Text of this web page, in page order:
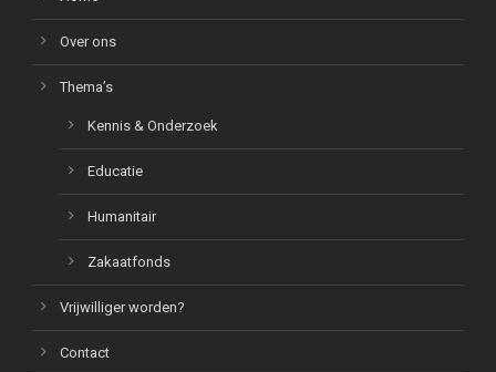
Over ons
Thema’s
Kennis & Onderzoek
Educatie
Humanitair
Zakaatfonds
Vrijwilliger worden?
Contact